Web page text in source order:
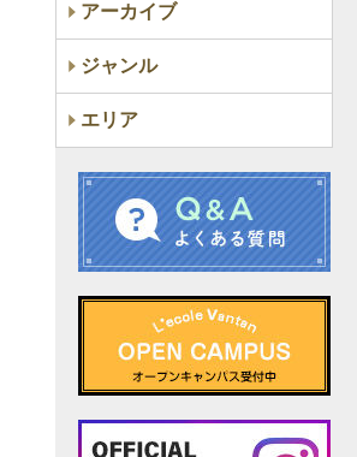
アーカイブ
ジャンル
エリア